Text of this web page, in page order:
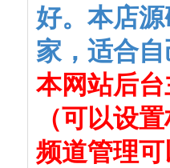
好。本店
家，适合
本网站后
（可以设
频道管理